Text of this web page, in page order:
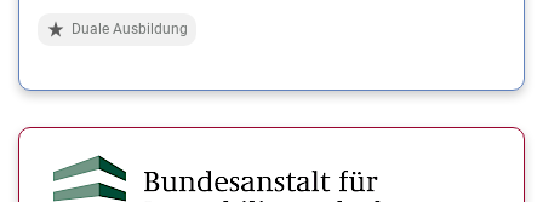
Duale Ausbildung